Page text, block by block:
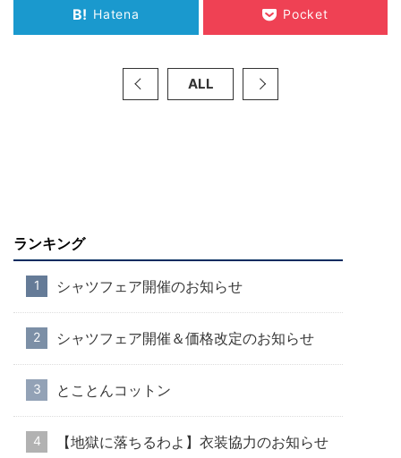
B! Hatena Pocket
ALL
ランキング
シャツフェア開催のお知らせ
シャツフェア開催＆価格改定のお知らせ
とことんコットン
【地獄に落ちるわよ】衣装協力のお知らせ